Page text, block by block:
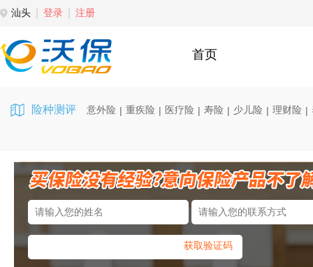
汕头 登录 注册
首页
险种测评 意外险 | 重疾险 | 医疗险 | 寿险 | 少儿险 | 理财险 |
获取验证码